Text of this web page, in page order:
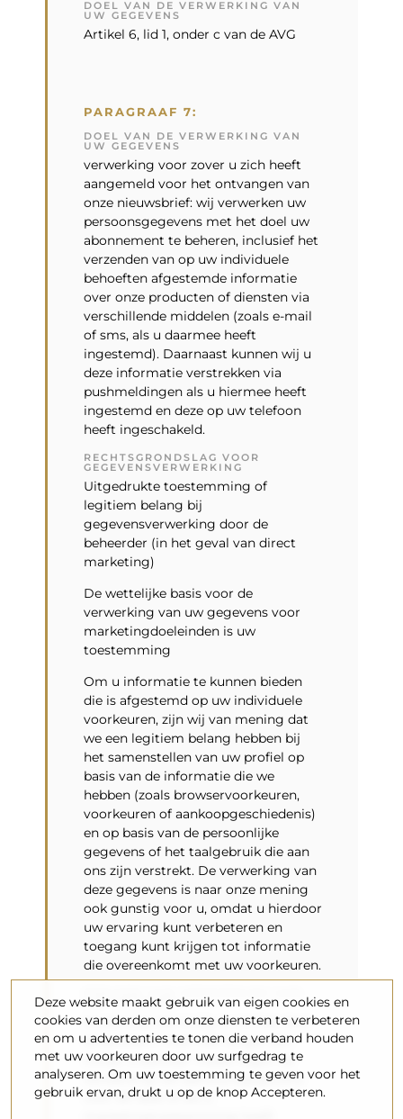
DOEL VAN DE VERWERKING VAN
UW GEGEVENS
Artikel 6, lid 1, onder c van de AVG
PARAGRAAF 7:
DOEL VAN DE VERWERKING VAN
UW GEGEVENS
verwerking voor zover u zich heeft
aangemeld voor het ontvangen van
onze nieuwsbrief: wij verwerken uw
persoonsgegevens met het doel uw
abonnement te beheren, inclusief het
verzenden van op uw individuele
behoeften afgestemde informatie
over onze producten of diensten via
verschillende middelen (zoals e-mail
of sms, als u daarmee heeft
ingestemd). Daarnaast kunnen wij u
deze informatie verstrekken via
pushmeldingen als u hiermee heeft
ingestemd en deze op uw telefoon
heeft ingeschakeld.
RECHTSGRONDSLAG VOOR
GEGEVENSVERWERKING
Uitgedrukte toestemming of
legitiem belang bij
gegevensverwerking door de
beheerder (in het geval van direct
marketing)
De wettelijke basis voor de
verwerking van uw gegevens voor
marketingdoeleinden is uw
toestemming
Om u informatie te kunnen bieden
die is afgestemd op uw individuele
voorkeuren, zijn wij van mening dat
we een legitiem belang hebben bij
het samenstellen van uw profiel op
basis van de informatie die we
hebben (zoals browservoorkeuren,
voorkeuren of aankoopgeschiedenis)
en op basis van de persoonlijke
gegevens of het taalgebruik die aan
ons zijn verstrekt. De verwerking van
deze gegevens is naar onze mening
ook gunstig voor u, omdat u hierdoor
uw ervaring kunt verbeteren en
toegang kunt krijgen tot informatie
die overeenkomt met uw voorkeuren.
UW GEGEVENS
De periode die nodig is om het doel
te bereiken, maar niet langer dan
totdat u bezwaar maakt tegen de
verwerking van persoonsgegevens
voor dit doel of als u
Deze website maakt gebruik van eigen cookies en
cookies van derden om onze diensten te verbeteren
en om u advertenties te tonen die verband houden
met uw voorkeuren door uw surfgedrag te
analyseren. Om uw toestemming te geven voor het
gebruik ervan, drukt u op de knop Accepteren.